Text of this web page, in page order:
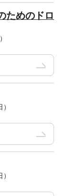
ためのドロ